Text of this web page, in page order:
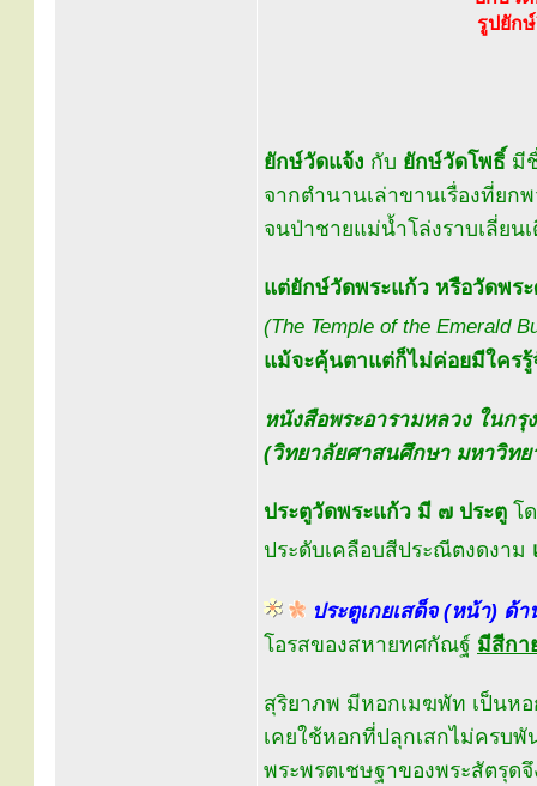
รูปยัก
ยักษ์วัดแจ้ง กับ ยักษ์วัดโพธิ์ มี
จากตำนานเล่าขานเรื่องที่ยก
จนป่าชายแม่น้ำโล่งราบเลี่ยน
แต่ยักษ์วัดพระแก้ว หรือวัดพร
(The Temple of the Emerald
แม้จะคุ้นตาแต่ก็ไม่ค่อยมีใครรู้
หนังสือพระอารามหลวง ในกรุ
(วิทยาลัยศาสนศึกษา มหาวิท
ประตูวัดพระแก้ว มี ๗ ประตู โ
ประดับเคลือบสีประณีตงดงาม
ประตูเกยเสด็จ (หน้า) ด้
โอรสของสหายทศกัณฐ์ มีสีกา
สุริยาภพ มีหอกเมฆพัท เป็นหอ
เคยใช้หอกที่ปลุกเสกไม่ครบ
พระพรตเชษฐาของพระสัตรุด